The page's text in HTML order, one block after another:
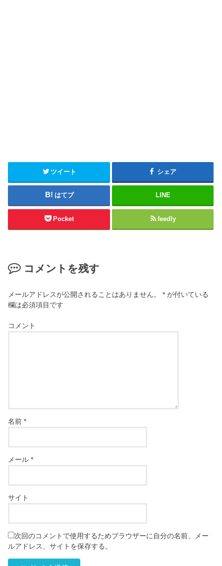
ツイート シェア
はてブ LINE
Pocket feedly
コメントを残す
メールアドレスが公開されることはありません。 * が付いている
欄は必須項目です
コメント
名前*
メール*
サイト
次回のコメントで使用するためブラウザーに自分の名前、メー
ルアドレス、サイトを保存する。